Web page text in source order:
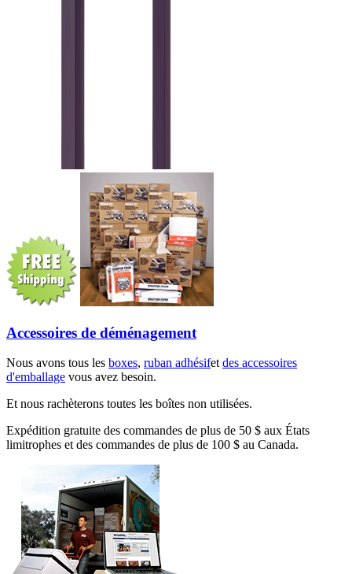
Accessoires de déménagement
Nous avons tous les boxes, ruban adhésifetdes accessoires
d'emballage vous avez besoin.
Et nous rachèterons toutes les boîtes non utilisées.
Expédition gratuite des commandes de plus de 50 $ aux États
limitrophes et des commandes de plus de 100 $ au Canada.